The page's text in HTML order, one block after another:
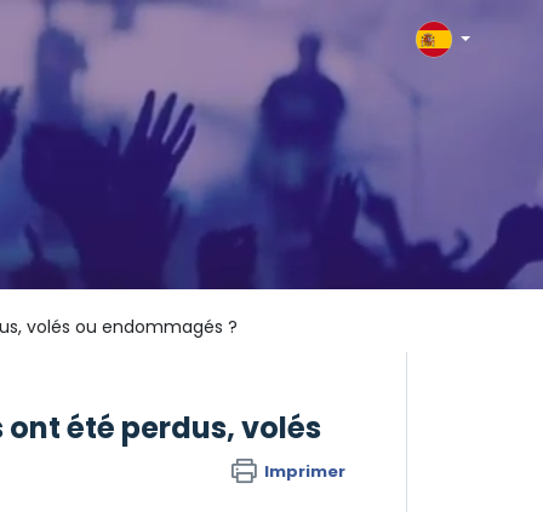
volés ou endommagés ?
été perdus, volés
Imprimer